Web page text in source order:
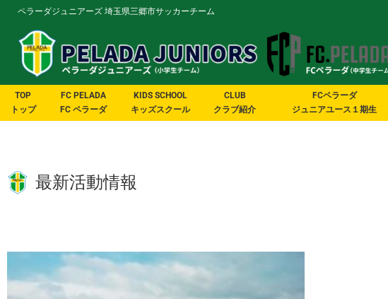
ペラーダジュニアーズ 埼玉県三郷市サッカーチーム
TOP
トップ
FC PELADA
FC ペラーダ
KIDS SCHOOL
キッズスクール
CLUB
クラブ紹介
FCペラーダ
ジュニアユース１期生
最新活動情報